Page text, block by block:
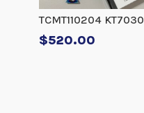
TCMT110204 KT7030
$520.00